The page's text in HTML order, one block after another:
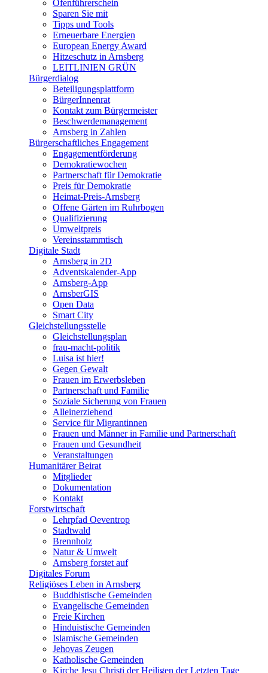
Ofenführerschein
Sparen Sie mit
Tipps und Tools
Erneuerbare Energien
European Energy Award
Hitzeschutz in Arnsberg
LEITLINIEN GRÜN
Bürgerdialog
Beteiligungsplattform
BürgerInnenrat
Kontakt zum Bürgermeister
Beschwerdemanagement
Arnsberg in Zahlen
Bürgerschaftliches Engagement
Engagementförderung
Demokratiewochen
Partnerschaft für Demokratie
Preis für Demokratie
Heimat-Preis-Arnsberg
Offene Gärten im Ruhrbogen
Qualifizierung
Umweltpreis
Vereinsstammtisch
Digitale Stadt
Arnsberg in 2D
Adventskalender-App
Arnsberg-App
ArnsberGIS
Open Data
Smart City
Gleichstellungsstelle
Gleichstellungsplan
frau-macht-politik
Luisa ist hier!
Gegen Gewalt
Frauen im Erwerbsleben
Partnerschaft und Familie
Soziale Sicherung von Frauen
Alleinerziehend
Service für Migrantinnen
Frauen und Männer in Familie und Partnerschaft
Frauen und Gesundheit
Veranstaltungen
Humanitärer Beirat
Mitglieder
Dokumentation
Kontakt
Forstwirtschaft
Lehrpfad Oeventrop
Stadtwald
Brennholz
Natur & Umwelt
Arnsberg forstet auf
Digitales Forum
Religiöses Leben in Arnsberg
Buddhistische Gemeinden
Evangelische Gemeinden
Freie Kirchen
Hinduistische Gemeinden
Islamische Gemeinden
Jehovas Zeugen
Katholische Gemeinden
Kirche Jesu Christi der Heiligen der Letzten Tage